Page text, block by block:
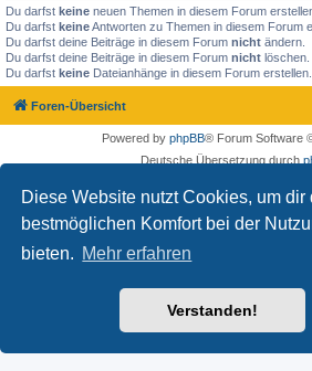
Diese Website nutzt Cookies, um dir
bestmöglichen Komfort bei der
bieten. Mehr erfahren
Verstanden!
Du darfst keine neuen Themen in diesem Forum
Du darfst keineAntworten zu Themen in diesem Forum
Du darfst deine Beiträge in diesem Forum nicht ändern.
Du darfst deine Beiträge in diesem Forum nicht löschen.
Du darfst keine Dateianhänge in diesem Forum erstellen.
Foren-Übersicht
Powered by phpBB® Forum Software
Deutsche Übersetzung durch